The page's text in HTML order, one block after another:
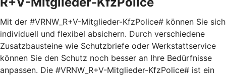
Mit der #VRNW_R+V-Mitglieder-KfzPolice# können Sie sich
individuell und flexibel absichern. Durch verschiedene
Zusatzbausteine wie Schutzbriefe oder Werkstattservice
können Sie den Schutz noch besser an Ihre Bedürfnisse
anpassen. Die #VRNW_R+V-Mitglieder-KfzPolice# ist ein